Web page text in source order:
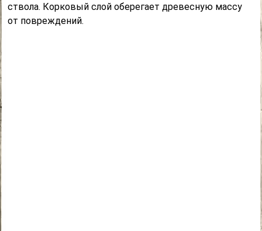
ствола. Корковый слой оберегает древесную массу
от повреждений.